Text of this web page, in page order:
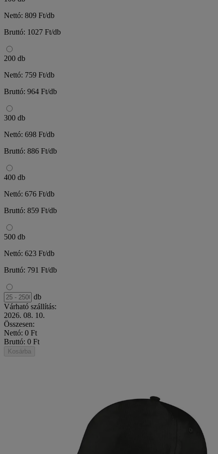
Nettó: 809 Ft/db
Bruttó: 1027 Ft/db
200 db
Nettó: 759 Ft/db
Bruttó: 964 Ft/db
300 db
Nettó: 698 Ft/db
Bruttó: 886 Ft/db
400 db
Nettó: 676 Ft/db
Bruttó: 859 Ft/db
500 db
Nettó: 623 Ft/db
Bruttó: 791 Ft/db
db
Várható szállítás:
2026. 08. 10.
Összesen:
Nettó: 0 Ft
Bruttó: 0 Ft
Kosárba